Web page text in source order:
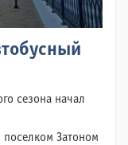
сезона начал
Затоном